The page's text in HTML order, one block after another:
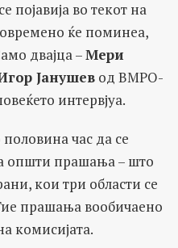
појавија во текот на
ќе поминеа,
двајца –Мери
Јанушев од ВМРО-
интервјуа.
час да се
општи прашања – што
кои три области се
прашања вообичаено
комисијата.